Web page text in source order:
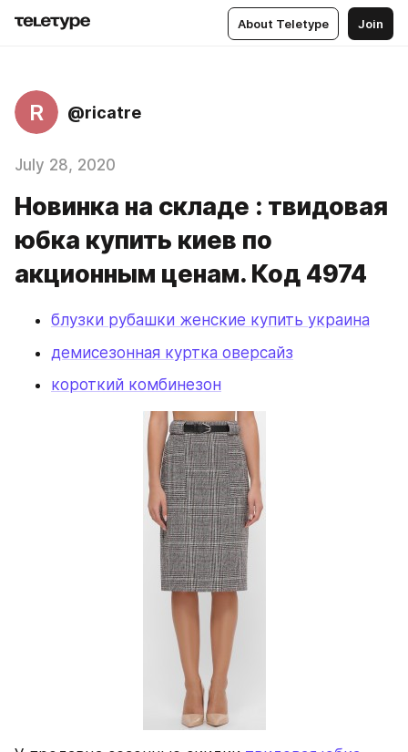
About Teletype Join
R @ricatre
July 28, 2020
Новинка на складе : твидовая
юбка купить киев по
акционным ценам. Код 4974
блузки рубашки женские купить украина
демисезонная куртка оверсайз
короткий комбинезон